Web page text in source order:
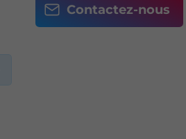
Contactez-nous